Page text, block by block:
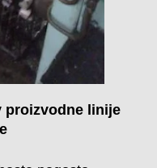
proizvodne linije